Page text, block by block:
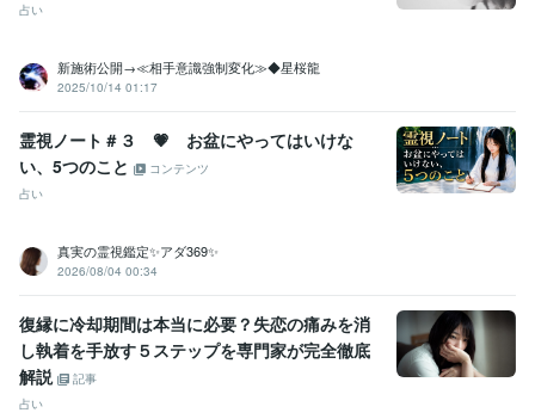
占い
新施術公開→≪相手意識強制変化≫◆星桜龍
2025/10/14 01:17
霊視ノート＃３ 💗 お盆にやってはいけな
い、5つのこと
コンテンツ
占い
真実の霊視鑑定✨アダ369✨
2026/08/04 00:34
復縁に冷却期間は本当に必要？失恋の痛みを消
し執着を手放す５ステップを専門家が完全徹底
解説
記事
占い